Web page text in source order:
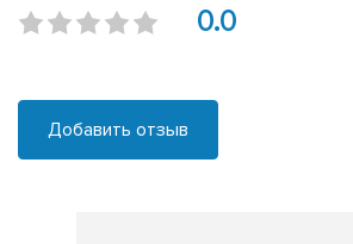
0.0
Добавить отзыв